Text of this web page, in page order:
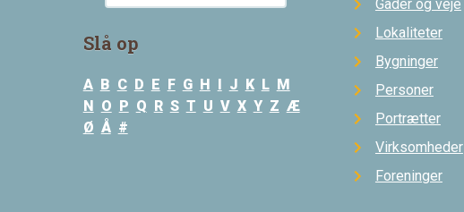
Slå op
A B C D E F G H I J K L M
N O P Q R S T U V X Y Z Æ
Ø Å #
Gader og veje
Lokaliteter
Bygninger
Personer
Portrætter
Virksomheder
Foreninger